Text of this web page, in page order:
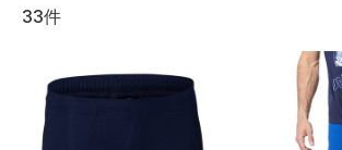
33件